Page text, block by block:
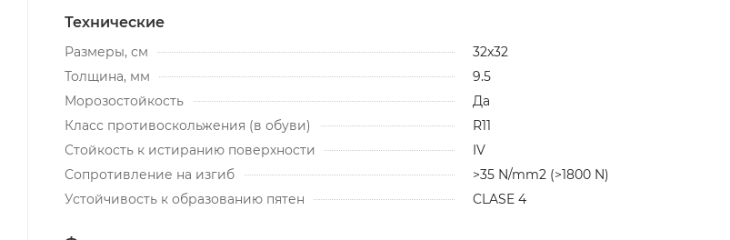
Технические
Размеры, см
32x32
Толщина, мм
9.5
Морозостойкость
Да
Класс противоскольжения (в обуви)
R11
Стойкость к истиранию поверхности
IV
Сопротивление на изгиб
>35 N/mm2 (>1800 N)
Устойчивость к образованию пятен
CLASE 4